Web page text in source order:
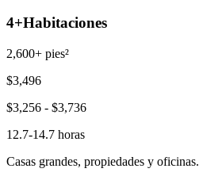
4+Habitaciones
2,600+ pies²
$3,496
$3,256 - $3,736
12.7-14.7 horas
Casas grandes, propiedades y oficinas.